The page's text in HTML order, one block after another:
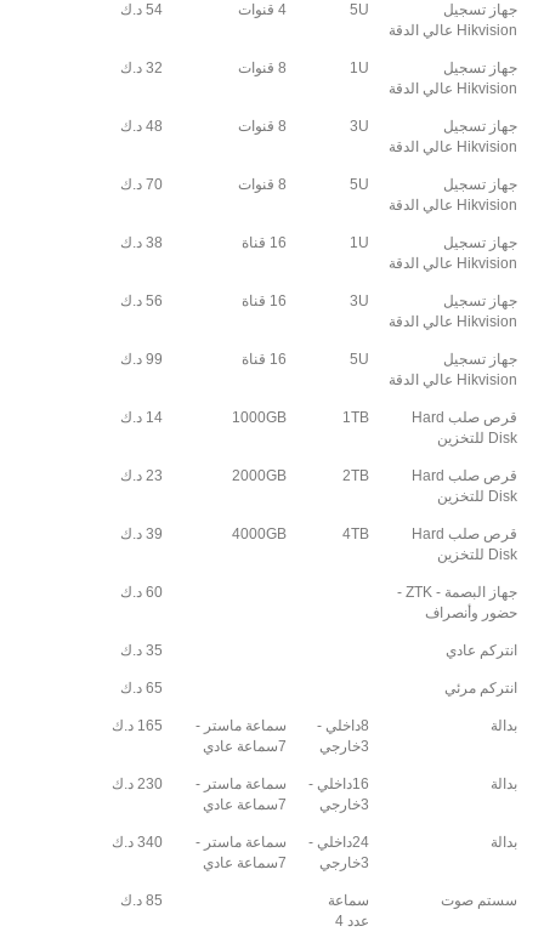
جهاز تسجيل
Hikvision عالي الدقة
5U 4 قنوات 54 د.ك
جهاز تسجيل
Hikvision عالي الدقة
1U 8 قنوات 32 د.ك
جهاز تسجيل
Hikvision عالي الدقة
3U 8 قنوات 48 د.ك
جهاز تسجيل
Hikvision عالي الدقة
5U 8 قنوات 70 د.ك
جهاز تسجيل
Hikvision عالي الدقة
1U 16 قناة 38 د.ك
جهاز تسجيل
Hikvision عالي الدقة
3U 16 قناة 56 د.ك
جهاز تسجيل
Hikvision عالي الدقة
5U 16 قناة 99 د.ك
قرص صلب Hard
Disk للتخزين
1TB
1000GB 14 د.ك
قرص صلب Hard
Disk للتخزين
2TB
2000GB 23 د.ك
قرص صلب Hard
Disk للتخزين
4TB
4000GB 39 د.ك
جهاز البصمة - ZTK -
حضور وأنصراف
60 د.ك
انتركم عادي 35 د.ك
انتركم مرئي 65 د.ك
بدالة
8داخلي -
3خارجي
سماعة ماستر -
7سماعة عادي
165 د.ك
بدالة
16داخلي -
3خارجي
سماعة ماستر -
7سماعة عادي
230 د.ك
بدالة
24داخلي -
3خارجي
سماعة ماستر -
7سماعة عادي
340 د.ك
سستم صوت
سماعة
عدد 4
85 د.ك